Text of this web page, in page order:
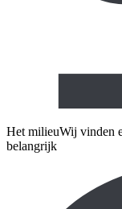
Het milieuWij vinden
belangrijk